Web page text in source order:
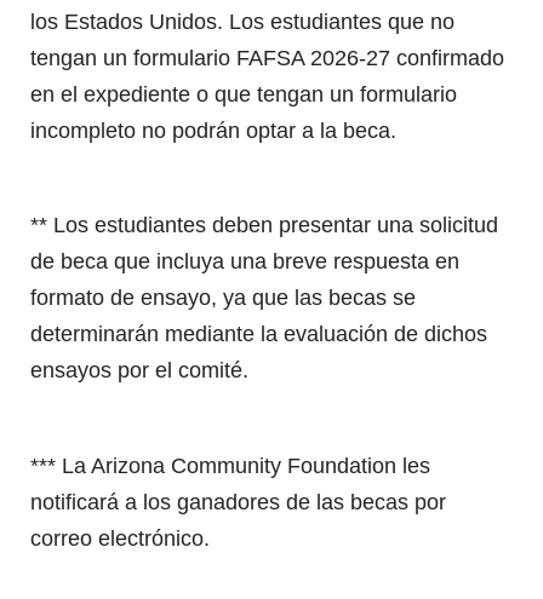
los Estados Unidos. Los estudiantes que no
tengan un formulario FAFSA 2026-27 confirmado
en el expediente o que tengan un formulario
incompleto no podrán optar a la beca.
** Los estudiantes deben presentar una solicitud
de beca que incluya una breve respuesta en
formato de ensayo, ya que las becas se
determinarán mediante la evaluación de dichos
ensayos por el comité.
*** La Arizona Community Foundation les
notificará a los ganadores de las becas por
correo electrónico.